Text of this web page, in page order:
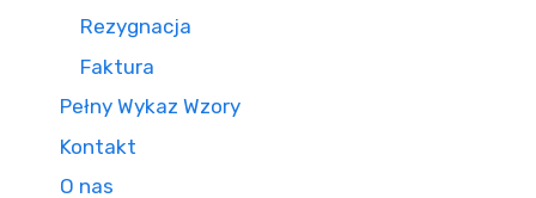
Rezygnacja
Faktura
Pełny Wykaz Wzory
Kontakt
O nas